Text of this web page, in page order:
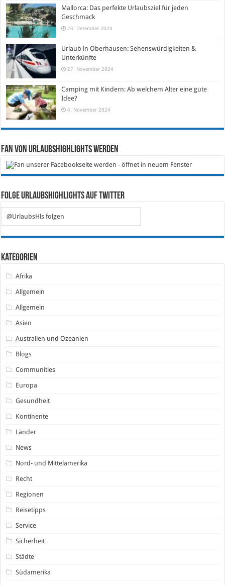
Mallorca: Das perfekte Urlaubsziel für jeden
Geschmack
23. Dezember 2024
Urlaub in Oberhausen: Sehenswürdigkeiten &
Unterkünfte
27. November 2024
Camping mit Kindern: Ab welchem Alter eine gute
Idee?
4. November 2024
Fan von Urlaubshighlights werden
Folge Urlaubshighlights auf Twitter
@UrlaubsHls folgen
Kategorien
Afrika
Allgemein
Allgemein
Asien
Australien und Ozeanien
Blogs
Communities
Europa
Gesundheit
Kontinente
Länder
News
Nord- und Mittelamerika
Recht
Regionen
Reisetipps
Service
Sicherheit
Städte
Südamerika